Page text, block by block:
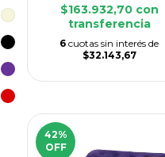
$163.932,70 con
transferencia
6 cuotas sin interés de
$32.143,67
42%
OFF